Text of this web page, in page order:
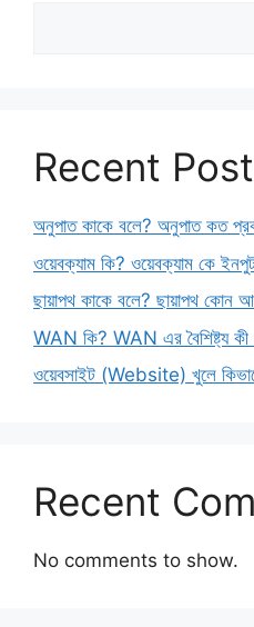
Recent
অনুপাত কাকে বলে? অনুপাত কত
ওয়েবক্যাম কি? ওয়েবক্যাম কে
ছায়াপথ কাকে বলে? ছায়াপথ কোন
WAN কি? WAN এর বৈশিষ্ট্য কী
ওয়েবসাইট (Website) খুলে
Recent
No comments to show.